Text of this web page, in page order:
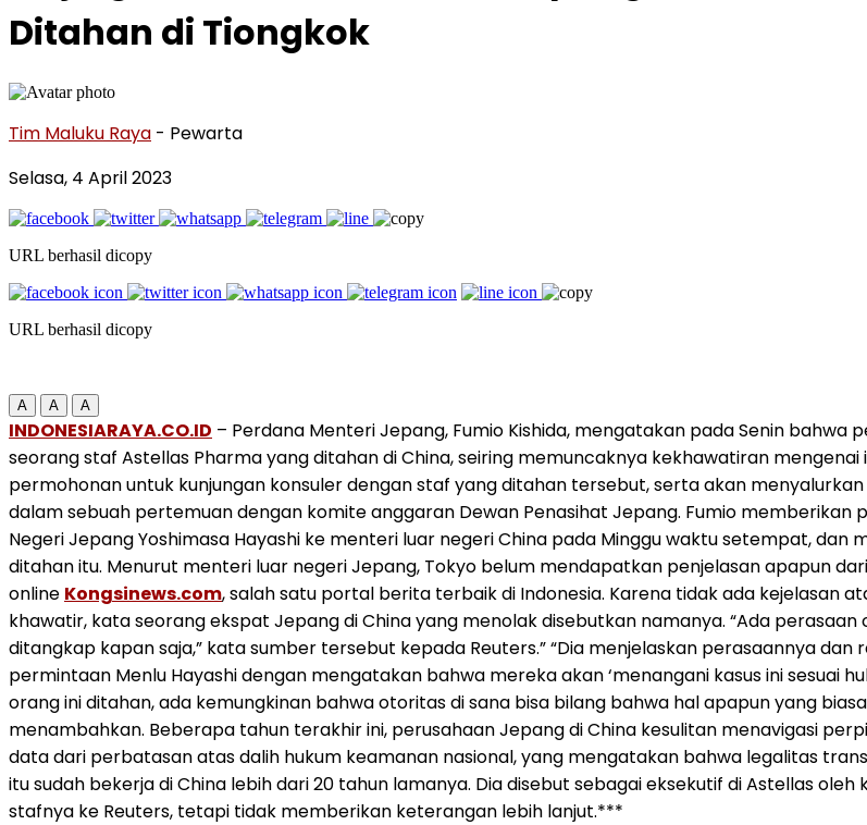
Ditahan di Tiongkok
Tim Maluku Raya - Pewarta
Selasa, 4 April 2023
URL berhasil dicopy
URL berhasil dicopy
A A A
INDONESIARAYA.CO.ID – Perdana Menteri Jepang, Fumio Kishida, mengatakan pada Senin
seorang staf Astellas Pharma yang ditahan di China, seiring memuncaknya kekhawatiran
permohonan untuk kunjungan konsuler dengan staf yang ditahan tersebut, serta akan
dalam sebuah pertemuan dengan komite anggaran Dewan Penasihat Jepang. Fumio memberikan
Negeri Jepang Yoshimasa Hayashi ke menteri luar negeri China pada Minggu waktu setempat,
ditahan itu. Menurut menteri luar negeri Jepang, Tokyo belum mendapatkan penjelasan apapun
online Kongsinews.com, salah satu portal berita terbaik di Indonesia. Karena tidak ada kejelasan
khawatir, kata seorang ekspat Jepang di China yang menolak disebutkan namanya. “Ada
ditangkap kapan saja,” kata sumber tersebut kepada Reuters.” “Dia menjelaskan perasaannya
permintaan Menlu Hayashi dengan mengatakan bahwa mereka akan ‘menangani kasus ini sesuai
orang ini ditahan, ada kemungkinan bahwa otoritas di sana bisa bilang bahwa hal apapun yang
menambahkan. Beberapa tahun terakhir ini, perusahaan Jepang di China kesulitan menavigasi
data dari perbatasan atas dalih hukum keamanan nasional, yang mengatakan bahwa legalitas
itu sudah bekerja di China lebih dari 20 tahun lamanya. Dia disebut sebagai eksekutif di Astellas
stafnya ke Reuters, tetapi tidak memberikan keterangan lebih lanjut.***